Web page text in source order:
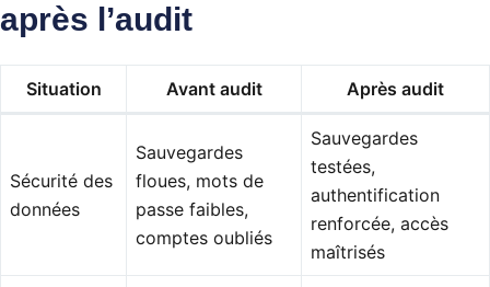
après l’audit
Situation Avant audit Après audit
Sécurité des
données
Sauvegardes
floues, mots de
passe faibles,
comptes oubliés
Sauvegardes
testées,
authentification
renforcée, accès
maîtrisés